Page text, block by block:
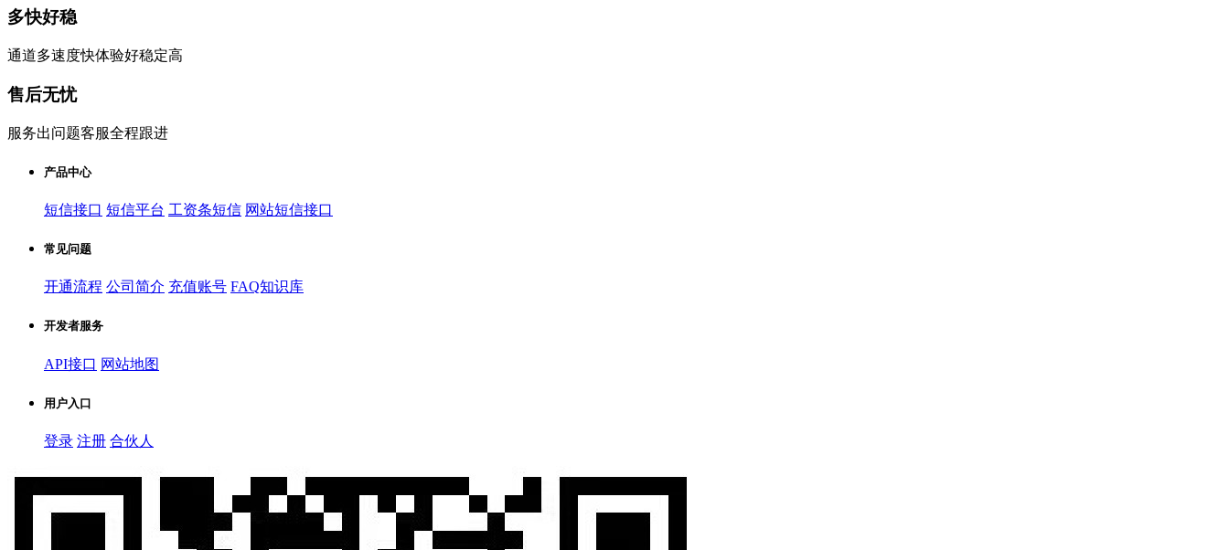
多快好稳
通道多速度快体验好稳定高
售后无忧
服务出问题客服全程跟进
产品中心
短信接口 短信平台 工资条短信 网站短信接口
常见问题
开通流程 公司简介 充值账号 FAQ知识库
开发者服务
API接口 网站地图
用户入口
登录 注册 合伙人